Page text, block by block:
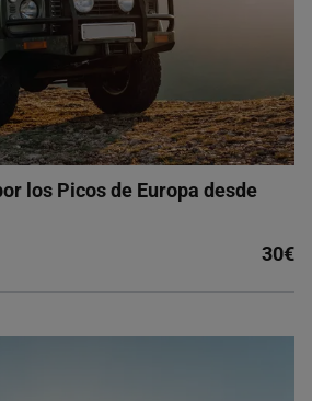
los Picos de Europa desde
30€